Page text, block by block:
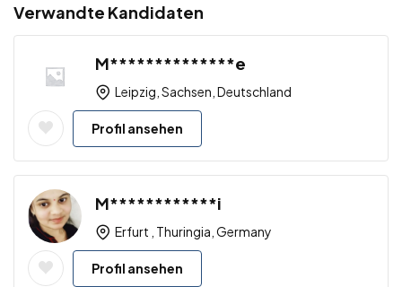
Verwandte Kandidaten
M**************e
Leipzig, Sachsen, Deutschland
Profil ansehen
M************i
Erfurt , Thuringia, Germany
Profil ansehen